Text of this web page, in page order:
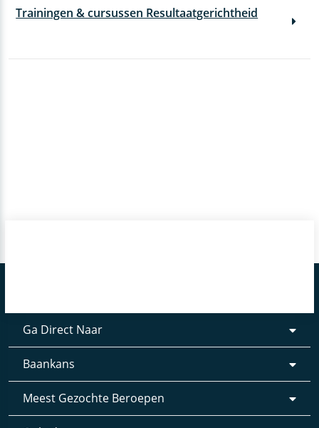
Trainingen & cursussen Resultaatgerichtheid
Ga Direct Naar
Baankans
Meest Gezochte Beroepen